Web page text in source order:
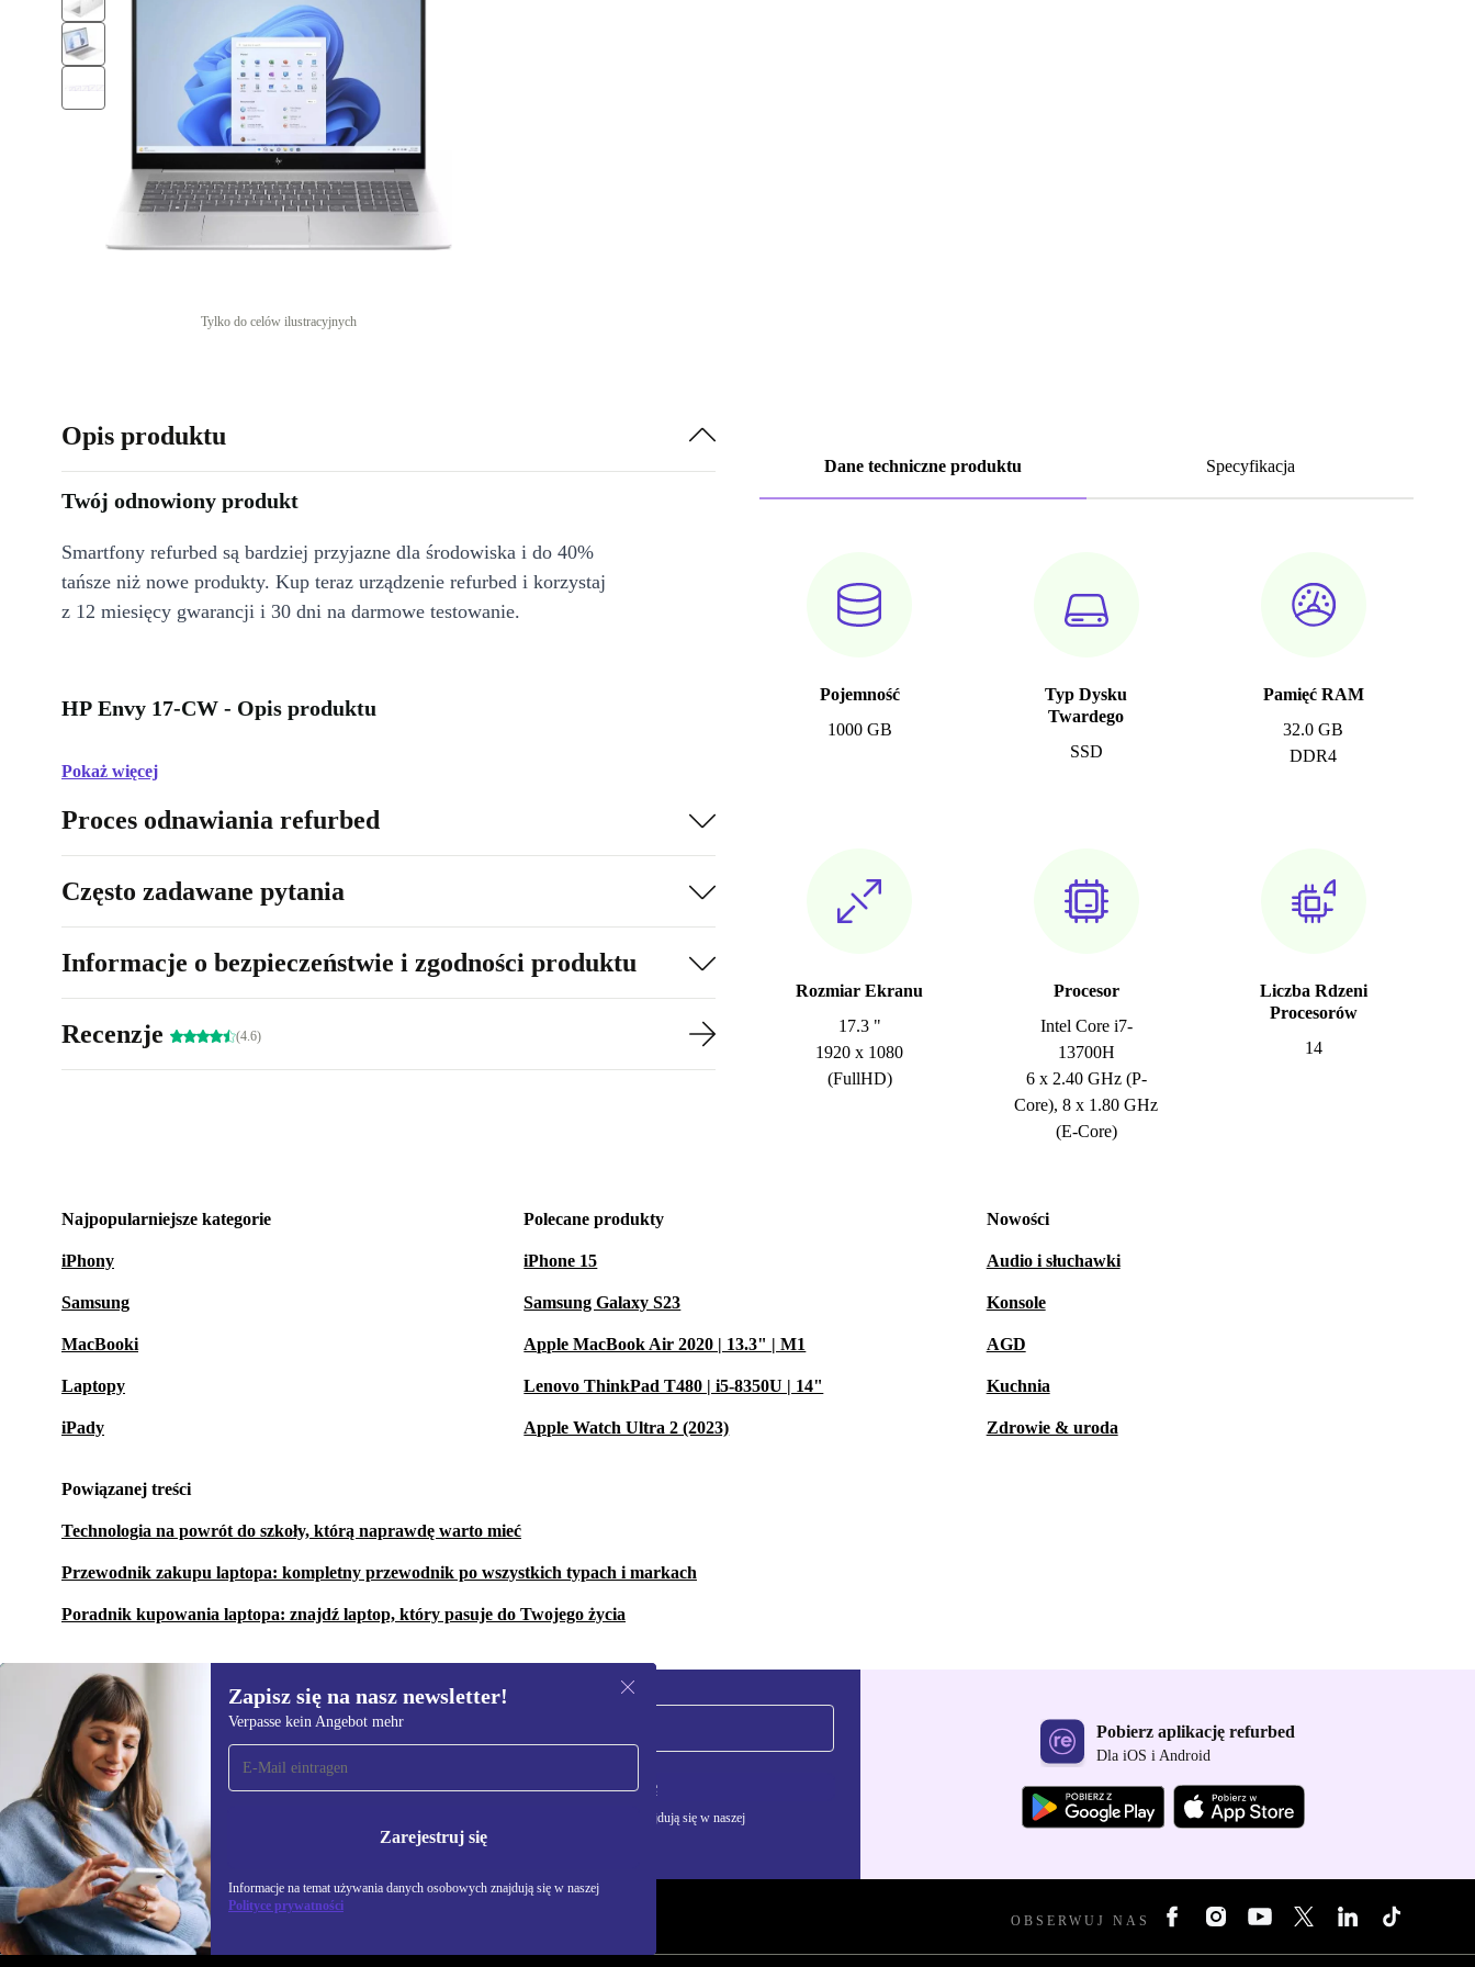
Tylko do celów ilustracyjnych
Dane techniczne produktu Specyfikacja
Pojemność
1000 GB
Typ Dysku
Twardego
SSD
Pamięć RAM
32.0 GB
DDR4
Rozmiar Ekranu
17.3 "
1920 x 1080
(FullHD)
Procesor
Intel Core i7-
13700H
6 x 2.40 GHz (P-
Core), 8 x 1.80 GHz
(E-Core)
Liczba Rdzeni
Procesorów
14
Opis produktu
Twój odnowiony produkt
Smartfony refurbed są bardziej przyjazne dla środowiska i do 40%
tańsze niż nowe produkty. Kup teraz urządzenie refurbed i korzystaj
z 12 miesięcy gwarancji i 30 dni na darmowe testowanie.
HP Envy 17-CW - Opis produktu
Pokaż więcej
Proces odnawiania refurbed
Często zadawane pytania
Informacje o bezpieczeństwie i zgodności produktu
Recenzje (4.6)
Najpopularniejsze kategorie
iPhony
Samsung
MacBooki
Laptopy
iPady
Polecane produkty
iPhone 15
Samsung Galaxy S23
Apple MacBook Air 2020 | 13.3" | M1
Lenovo ThinkPad T480 | i5-8350U | 14"
Apple Watch Ultra 2 (2023)
Nowości
Audio i słuchawki
Konsole
AGD
Kuchnia
Zdrowie & uroda
Powiązanej treści
Technologia na powrót do szkoły, którą naprawdę warto mieć
Przewodnik zakupu laptopa: kompletny przewodnik po wszystkich typach i markach
Poradnik kupowania laptopa: znajdź laptop, który pasuje do Twojego życia
Zapisz się na nasz newsletter!
Verpasse kein Angebot mehr
Zarejestruj się
Informacje na temat używania danych osobowych znajdują się w naszej
Polityce prywatności
Zapisz się na nasz
newsletter!
Nie przegap żadnej oferty.
Zarejestruj się
Informacje na temat używania danych osobowych znajdują się w naszej
Polityce prywatności
Pobierz aplikację refurbed
Dla iOS i Android
REFURBED POLSKA - RETHINK NEW. OBSERWUJ NAS